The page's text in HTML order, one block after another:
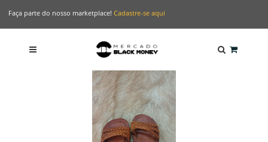
Faça parte do nosso marketplace! Cadastre-se aqui